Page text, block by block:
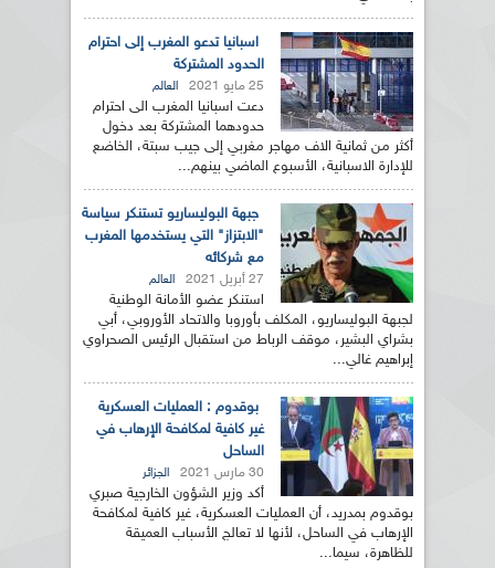
اسبانيا تدعو المغرب إلى احترام
الحدود المشتركة
25 مايو 2021 العالم
دعت اسبانيا المغرب الى احترام
حدودهما المشتركة بعد دخول
أكثر من ثمانية الاف مهاجر مغربي إلى جيب سبتة، الخاضع
للإدارة الاسبانية، الأسبوع الماضي بينهم...
جبهة البوليساريو تستنكر سياسة
"الابتزاز" التي يستخدمها المغرب
مع شركائه
27 أبريل 2021 العالم
استنكر عضو الأمانة الوطنية
لجبهة البوليساريو، المكلف بأوروبا والاتحاد الأوروبي، أبي
بشراي البشير، موقف الرباط من استقبال الرئيس الصحراوي
إبراهيم غالي...
بوقدوم : العمليات العسكرية
غير كافية لمكافحة الإرهاب في
الساحل
30 مارس 2021 الجزائر
أكد وزير الشؤون الخارجية صبري
بوقدوم بمدريد، أن العمليات العسكرية، غير كافية لمكافحة
الإرهاب في الساحل، لأنها لا تعالج الأسباب العميقة
للظاهرة، سيما...